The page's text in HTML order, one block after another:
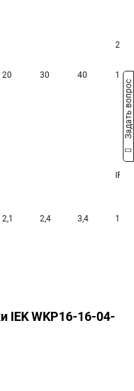
2Р+
20 30 40 10
IP20
2,1 2,4 3,4 1,3
IEK WKP16-16-04-
Задать вопрос